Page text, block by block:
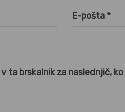
E-pošta *
ta brskalnik za naslednjič,